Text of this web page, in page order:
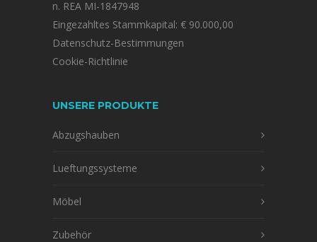
n. REA MI-1847948
Eingezahltes Stammkapital: € 90.000,00
Datenschutz-Bestimmungen
Cookie-Richtlinie
UNSERE PRODUKTE
Abzugshauben
Lueftungssysteme
Möbel
Zubehör